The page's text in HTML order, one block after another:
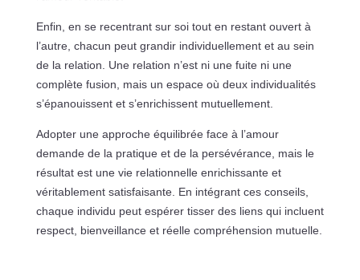
Enfin, en se recentrant sur soi tout en restant ouvert à
l’autre, chacun peut grandir individuellement et au sein
de la relation. Une relation n’est ni une fuite ni une
complète fusion, mais un espace où deux individualités
s’épanouissent et s’enrichissent mutuellement.
Adopter une approche équilibrée face à l’amour
demande de la pratique et de la persévérance, mais le
résultat est une vie relationnelle enrichissante et
véritablement satisfaisante. En intégrant ces conseils,
chaque individu peut espérer tisser des liens qui incluent
respect, bienveillance et réelle compréhension mutuelle.